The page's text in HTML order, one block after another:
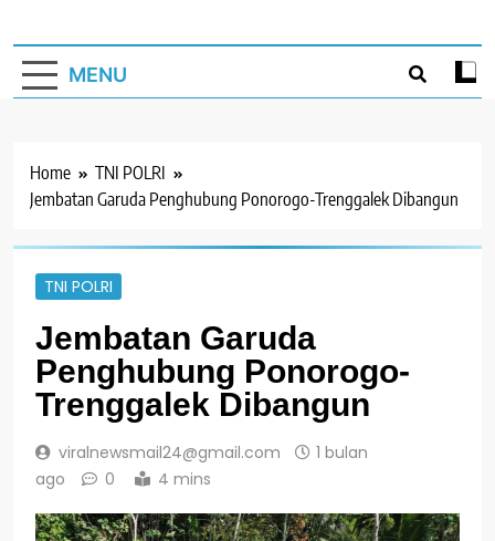
MENU
Home
TNI POLRI
Jembatan Garuda Penghubung Ponorogo-Trenggalek Dibangun
TNI POLRI
Jembatan Garuda
Penghubung Ponorogo-
Trenggalek Dibangun
viralnewsmail24@gmail.com
1 bulan
ago
0 4 mins